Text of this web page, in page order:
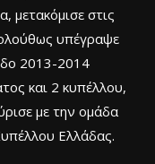
μετακόμισε στις
υπέγραψε
2013-2014
και 2 κυπέλλου,
με την ομάδα
Ελλάδας.